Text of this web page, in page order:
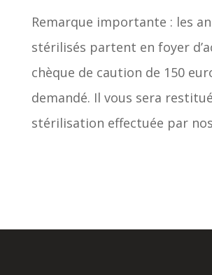
Remarque importante : les
stérilisés partent en foyer
chèque de caution de 150
demandé. Il vous sera
stérilisation effectuée par